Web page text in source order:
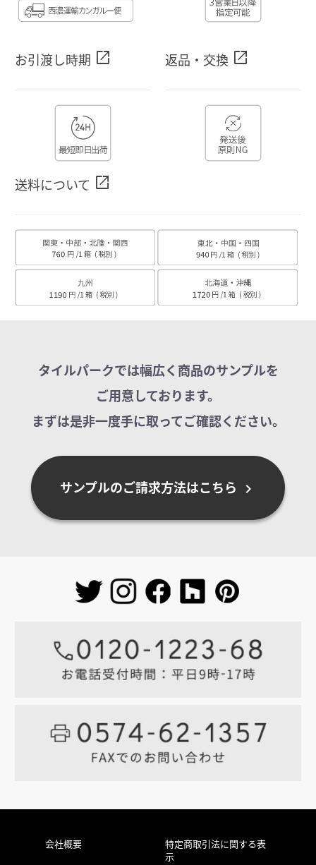
お引渡し時期 open_in_new 返品・交換 open_in_new
送料について open_in_new
タイルパークでは幅広く商品のサンプルを
ご用意しております。
まずは是非一度手に取ってご確認ください。
サンプルのご請求方法はこちら chevron_right
会社概要
特定商取引法に関する表
示